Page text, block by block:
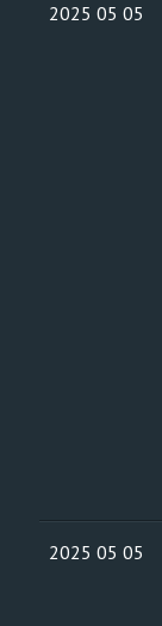
2025 05 05
2025 05 05